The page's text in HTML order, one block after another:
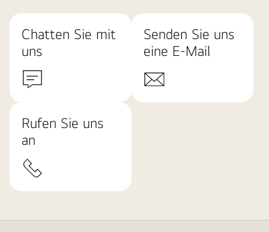
Chatten Sie mit
uns
Senden Sie uns
eine E-Mail
Rufen Sie uns
an